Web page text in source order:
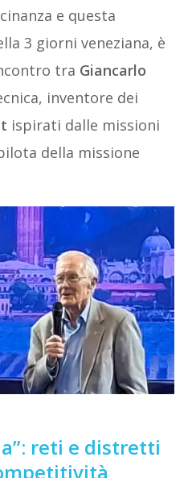
e questa
3 giorni veneziana, è
tra Giancarlo
inventore dei
ispirati dalle missioni
della missione
reti e distretti